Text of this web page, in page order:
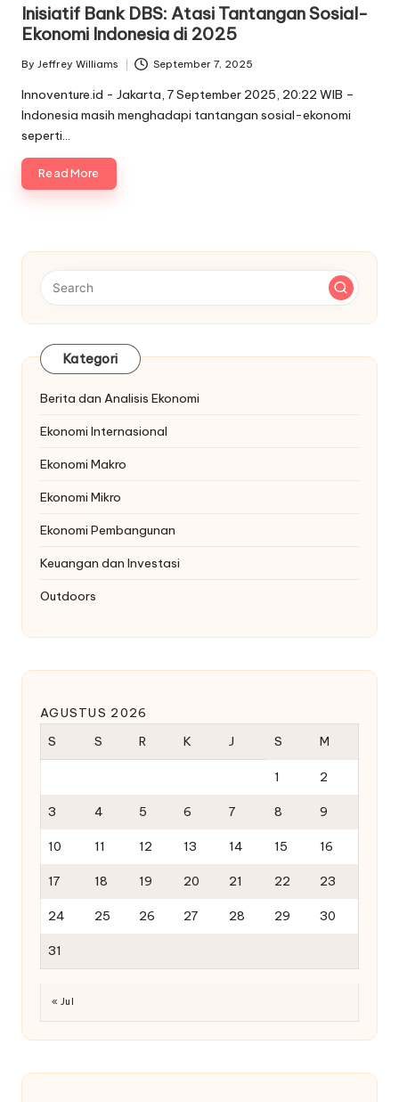
Inisiatif Bank DBS: Atasi Tantangan Sosial-
Ekonomi Indonesia di 2025
Posted
by
By Jeffrey Williams September 7, 2025
Innoventure.id - Jakarta, 7 September 2025, 20:22 WIB –
Indonesia masih menghadapi tantangan sosial-ekonomi
seperti…
Read More
Kategori
Berita dan Analisis Ekonomi
Ekonomi Internasional
Ekonomi Makro
Ekonomi Mikro
Ekonomi Pembangunan
Keuangan dan Investasi
Outdoors
AGUSTUS 2026
S
S R K J S M
1 2
3 4 5 6 7 8 9
10 11 12 13 14 15 16
17 18 19 20 21 22 23
24 25 26 27 28 29 30
31
« Jul